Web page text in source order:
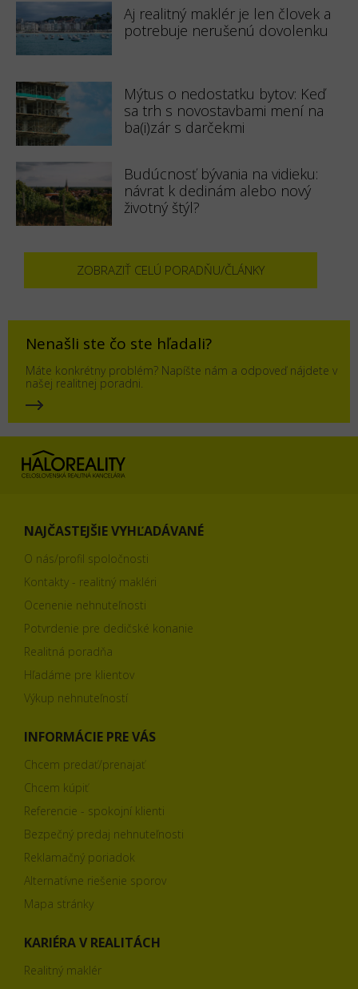
Aj realitný maklér je len človek a
potrebuje nerušenú dovolenku
Mýtus o nedostatku bytov: Keď
sa trh s novostavbami mení na
ba(i)zár s darčekmi
Budúcnosť bývania na vidieku:
návrat k dedinám alebo nový
životný štýl?
ZOBRAZIŤ CELÚ PORADŇU/ČLÁNKY
Nenašli ste čo ste hľadali?
Máte konkrétny problém? Napíšte nám a odpoveď nájdete v
našej realitnej poradni.
NAJČASTEJŠIE VYHĽADÁVANÉ
O nás/profil spoločnosti
Kontakty - realitný makléri
Ocenenie nehnuteľnosti
Potvrdenie pre dedičské konanie
Realitná poradňa
Hľadáme pre klientov
Výkup nehnuteľností
INFORMÁCIE PRE VÁS
Chcem predať/prenajať
Chcem kúpiť
Referencie - spokojní klienti
Bezpečný predaj nehnuteľnosti
Reklamačný poriadok
Alternatívne riešenie sporov
Mapa stránky
KARIÉRA V REALITÁCH
Realitný maklér